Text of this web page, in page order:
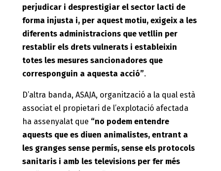
perjudicar i desprestigiar el sector lacti de
forma injusta i, per aquest motiu, exigeix a les
diferents administracions que vetllin per
restablir els drets vulnerats i estableixin
totes les mesures sancionadores que
corresponguin a aquesta acció”.
D’altra banda, ASAJA, organització a la qual està
associat el propietari de l’explotació afectada
ha assenyalat que “no podem entendre
aquests que es diuen animalistes, entrant a
les granges sense permís, sense els protocols
sanitaris i amb les televisions per fer més